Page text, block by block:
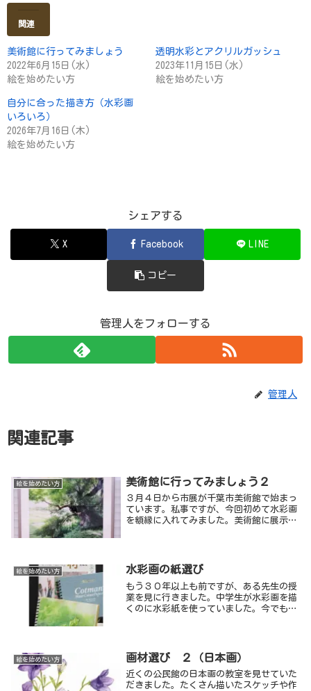
関連
美術館に行ってみましょう
2022年6月15日(水)
絵を始めたい方
透明水彩とアクリルガッシュ
2023年11月15日(水)
絵を始めたい方
自分に合った描き方（水彩画
いろいろ）
2026年7月16日(木)
絵を始めたい方
シェアする
X Facebook LINE
コピー
管理人をフォローする
管理人
関連記事
絵を始めたい方 美術館に行ってみましょう２
３月４日から市展が千葉市美術館で始まっ
ています。私事ですが、今回初めて水彩画
を額縁に入れてみました。美術館に展示し
絵を始めたい方 水彩画の紙選び
もう３０年以上も前ですが、ある先生の授
業を見に行きました。中学生が水彩画を描
くのに水彩紙を使っていました。今でも鮮
持って行って水を流しながら洗っちゃうん
ですよ。この紙は強い紙だから大丈夫だ
よ。・・・
絵を始めたい方 画材選び ２（日本画）
近くの公民館の日本画の教室を見せていた
だきました。たくさん描いたスケッチや作